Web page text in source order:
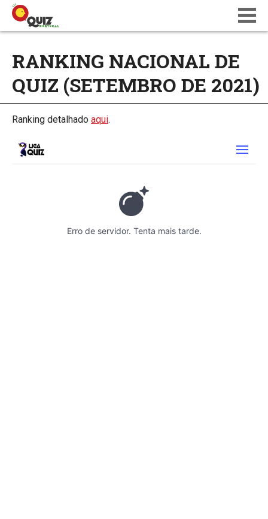
CALENDÁRIO
ONDE JOGAR
RANKING NACIONAL DE
QUIZ (SETEMBRO DE 2021)
Ranking detalhado aqui.